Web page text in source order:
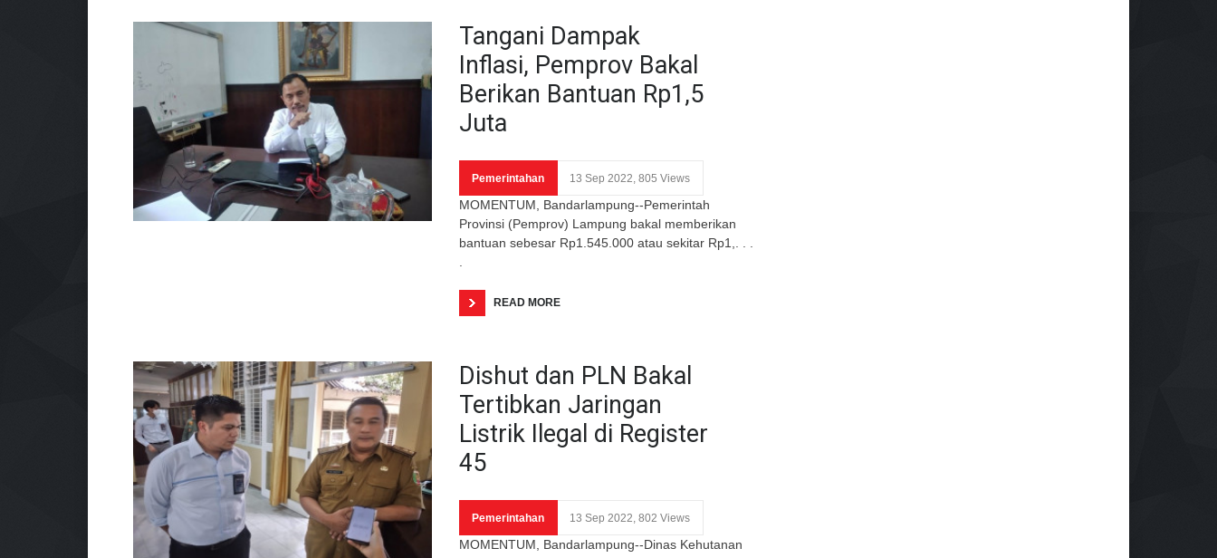
Tangani Dampak
Inflasi, Pemprov Bakal
Berikan Bantuan Rp1,5
Juta
Pemerintahan 13 Sep 2022, 805 Views
MOMENTUM, Bandarlampung--Pemerintah
Provinsi (Pemprov) Lampung bakal memberikan
bantuan sebesar Rp1.545.000 atau sekitar Rp1,. . .
READ MORE
Dishut dan PLN Bakal
Tertibkan Jaringan
Listrik Ilegal di Register
45
Pemerintahan 13 Sep 2022, 802 Views
MOMENTUM, Bandarlampung--Dinas Kehutanan